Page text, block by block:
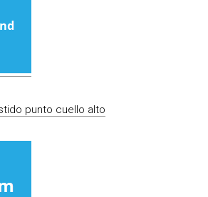
punto cuello alto